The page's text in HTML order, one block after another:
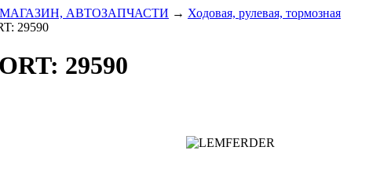
АВТОЗАПЧАСТИ → Ходовая, рулевая, тормозная
29590
29590